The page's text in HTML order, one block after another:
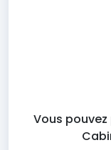
Vous